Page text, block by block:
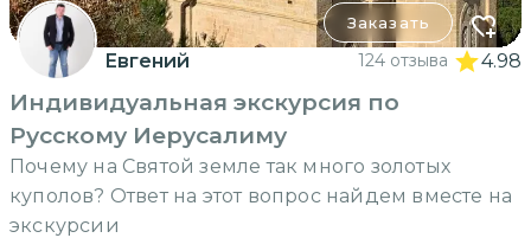
Заказать
Евгений 124 отзыва 4.98
Индивидуальная экскурсия по
Русскому Иерусалиму
Почему на Святой земле так много золотых
куполов? Ответ на этот вопрос найдем вместе на
экскурсии